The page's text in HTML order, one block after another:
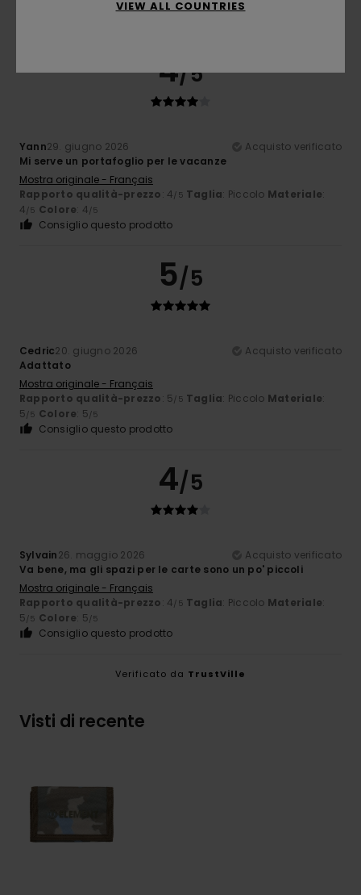
4/5
Yann29. giugno 2026
Acquisto verificato
Mi serve un portafoglio per le vacanze
Mostra originale - Français
Rapporto qualità-prezzo: 4/5 Taglia: Piccolo Materiale:
4/5 Colore: 4/5
Consiglio questo prodotto
5/5
Cedric20. giugno 2026
Acquisto verificato
Adattato
Mostra originale - Français
Rapporto qualità-prezzo: 5/5 Taglia: Piccolo Materiale:
5/5 Colore: 5/5
Consiglio questo prodotto
4/5
Sylvain26. maggio 2026
Acquisto verificato
Va bene, ma gli spazi per le carte sono un po' piccoli
Mostra originale - Français
Rapporto qualità-prezzo: 4/5 Taglia: Piccolo Materiale:
5/5 Colore: 5/5
Consiglio questo prodotto
Verificato da TrustVille
Visti di recente
VIEW ALL COUNTRIES